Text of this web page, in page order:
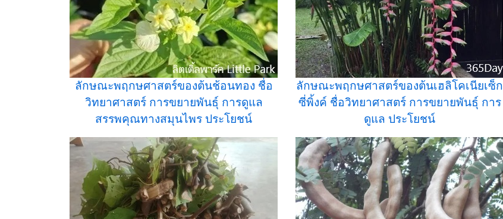
ลักษณะพฤกษศาสตร์ของต้นช้อนทอง ชื่อ
วิทยาศาสตร์ การขยายพันธุ์ การดูแล
สรรพคุณทางสมุนไพร ประโยชน์
ลักษณะพฤกษศาสตร์ของต้นเฮลิโคเนียเซ็ก
ซี่พิ้งค์ ชื่อวิทยาศาสตร์ การขยายพันธุ์ การ
ดูแล ประโยชน์